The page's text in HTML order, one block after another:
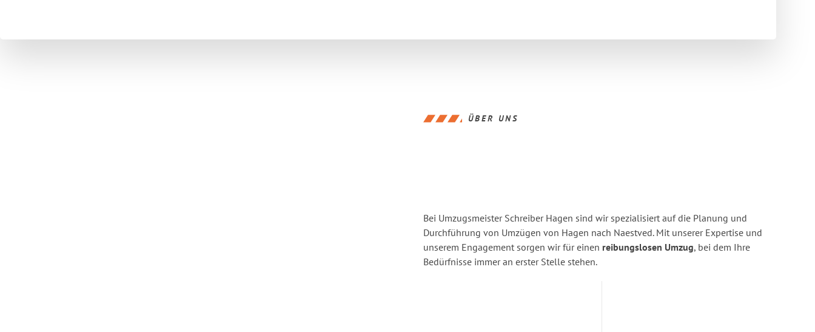
ÜBER UNS
Bei Umzugsmeister Schreiber Hagen sind wir spezialisiert auf die Planung und
Durchführung von Umzügen von Hagen nach Naestved. Mit unserer Expertise und
unserem Engagement sorgen wir für einen reibungslosen Umzug, bei dem Ihre
Bedürfnisse immer an erster Stelle stehen.